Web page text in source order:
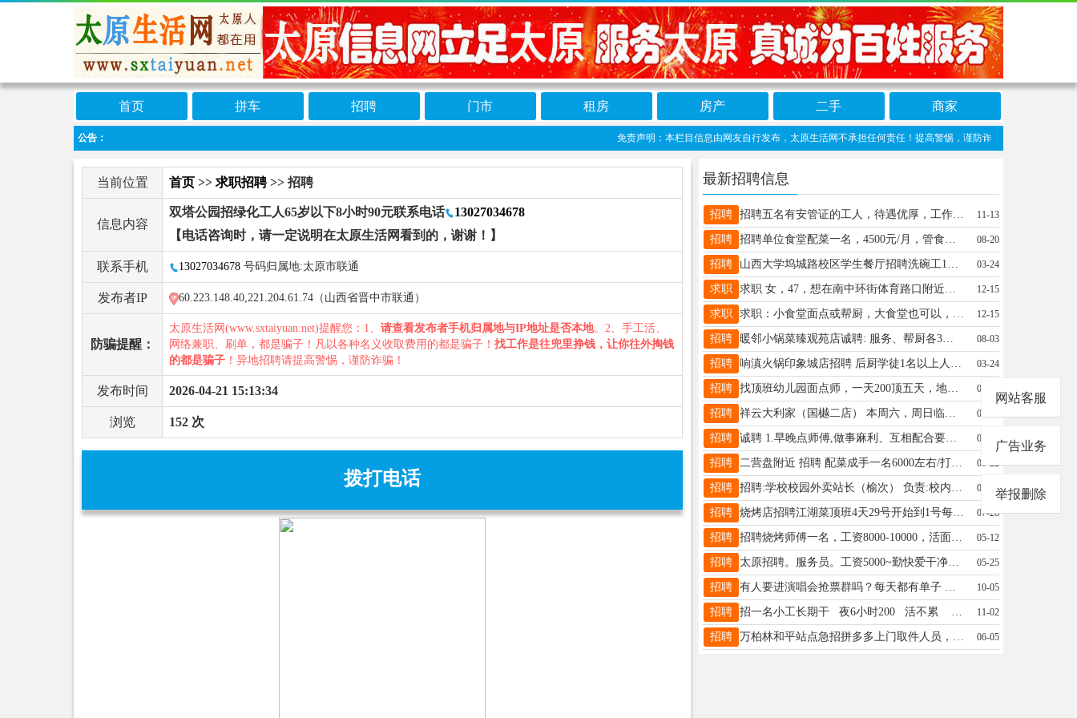
首页 拼车 招聘 门市 租房 房产 二手 商家
公告： 免责声明：本栏目信息由网友自行发布，太原生活网不承担任何责任！提高警惕，谨防诈骗！做推广、做信息置
当前位置 首页 >> 求职招聘>> 招聘
信息内容
双塔公园招绿化工人65岁以下8小时90元联系电话
13027034678
【电话咨询时，请一定说明在太原生活网看到的，谢谢！】
联系手机 13027034678 号码归属地:太原市联通
发布者IP 60.223.148.40,221.204.61.74（山西省晋中市联通）
防骗提醒：
太原生活网(www.sxtaiyuan.net)提醒您：1、 请查看发布者手机归属地与IP地址是否本地。2、手工活、
网络兼职、刷单，都是骗子！凡以各种名义收取费用的都是骗子！ 找工作是往兜里挣钱，让你往外掏钱
的都是骗子 ！异地招聘请提高警惕，谨防诈骗！
发布时间 2026-04-21 15:13:34
浏览 152 次
拨打电话
最新招聘信息
招聘 招聘五名有安管证的工人，待遇优厚，工作地址沁水，电话15513608899 11-13
招聘 招聘单位食堂配菜一名，4500元/月，管食宿，每周休息一天半 有意者联系李15698322985 食堂地址：大南门联通食堂。 08-20
招聘 山西大学坞城路校区学生餐厅招聘洗碗工1名，要求男性，月薪3000.包吃住，月休2天，有意向拨打电话19935869747 03-24
求职 求职 女，47，想在南中环街体育路口附近寻求一份学校或者单位食堂打饭的工作，可以公休4天，工资3500左右，电话13007072338 12-15
求职 求职：小食堂面点或帮厨，大食堂也可以，双休，节假日休息，15234177316 12-15
招聘 暖邻小锅菜臻观苑店诚聘: 服务、帮厨各3名(全天/半天班)要求:男女均可，年龄45岁以下 责任心强有相关经验能独立操 薪资面议，福利待遇优厚， 有足够的成长发展空间:期待你的加入，一起共创共享共: 赢 报名咨询量 13546391139 08-03
招聘 响滇火锅印象城店招聘 后厨学徒1名以上人员包吃住，3天公休，工资准时发放！ 联系电话：18435189436 03-24
招聘 找顶班幼儿园面点师，一天200顶五天，地点，红寺街，联系电话，15035163310 06-22
招聘 祥云大利家（国樾二店） 本周六，周日临促，一天100，完结工资，饮料售卖 联系电话：13803491924 09-04
招聘 诚聘 1.早晚点师傅,做事麻利、互相配合要求会做老豆腐、各种饼子、包子、粥。 2.午餐炒菜师傅一位,家常小炒。 不画饼、老板事少，好好干、工资到位! !联系电话:13643470900 08-05
招聘 二营盘附近 招聘 配菜成手一名6000左右/打荷一名4000/洗碗一名4000 月休三天，联系电话14743188688 09-22
招聘 招聘:学校校园外卖站长（榆次） 负责:校内商户活动对接，骑手配送的运营 校外商户支付的对接，收银机，收款码的销售。 电话:17303431716 08-30
招聘 烧烤店招聘江湖菜顶班4天29号开始到1号每天300元电话18935199848 07-28
招聘 招聘烧烤师傅一名，工资8000-10000，活面工一名，工资4500，炒海鲜师傅一名，工资5000，地址：小店区，联系方式：13546421649 05-12
招聘 太原招聘。服务员。工资5000~勤快爱干净。吃苦耐劳。一个月三天休息。过年不放假？联系电话。16608159999 05-25
招聘 有人要进演唱会抢票群吗？每天都有单子 每单都是有????的 3-4位数 抢到可以代付 可以练练手 10-05
招聘 招一名小工长期干 夜6小时200 活不累 在万象城 长期 五天一结账 有想干的联系 17335190673 微信同号 11-02
招聘 万柏林和平站点急招拼多多上门取件人员，2.3一单，工资月结，绝不拖欠。有意向的请联系15903404353 (韵达快递） 06-05
网站客服
广告业务
举报删除